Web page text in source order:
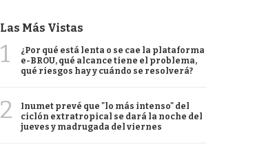
Las Más Vistas
1
¿Por qué está lenta o se cae la plataforma
e-BROU, qué alcance tiene el problema,
qué riesgos hay y cuándo se resolverá?
2
Inumet prevé que "lo más intenso" del
ciclón extratropical se dará la noche del
jueves y madrugada del viernes